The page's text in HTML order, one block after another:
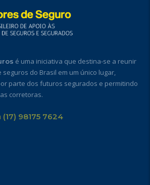
é uma iniciativa que destina-se a reunir
do Brasil em um único lugar,
parte dos futuros segurados e permitindo
corretoras.
(17) 98175 7624